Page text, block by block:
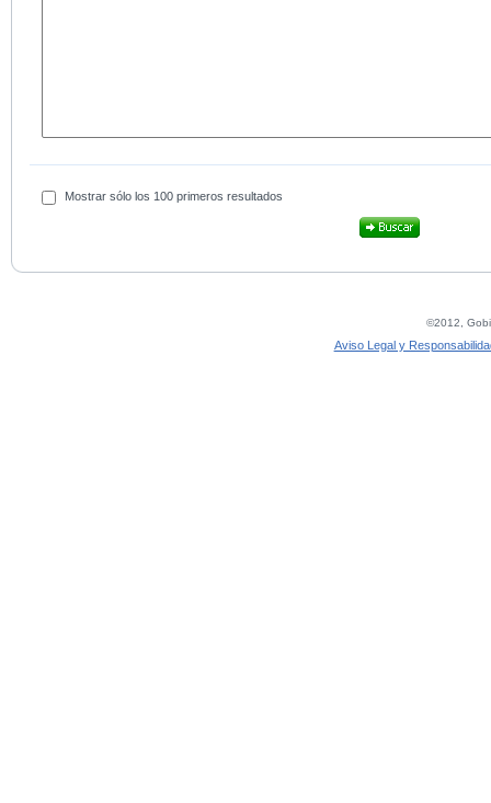
Mostrar sólo los 100 primeros resultados
©2012,
Aviso Legal y